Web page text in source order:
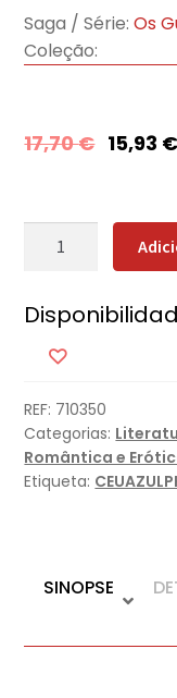
Saga / Série: Os
Coleção:
17,70€ 15,93 €
Quantidade
da
Fortuna
REF: 710350
Categorias:
Romântica e
Etiqueta:
SINOPSE